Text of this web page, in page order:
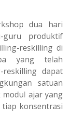
dua hari
guru produktif
reskilling di
yang telah
dapat
satuan
ajar yang
tiap konsentrasi